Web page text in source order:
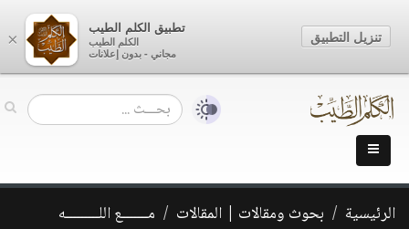
الرئيسية بحوث ومقالات | المقالات
مـــــــع اللـــــــــه
×
تطبيق الكلم الطيب
الكلم الطيب
مجاني - بدون إعلانات
تنزيل التطبيق